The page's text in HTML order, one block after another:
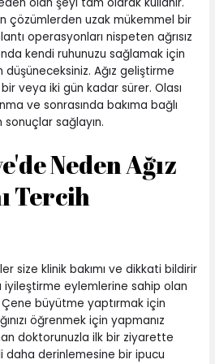
çözümlerden uzak mükemmel bir
operasyonları nispeten ağrısız
kendi ruhunuzu sağlamak için
Ağız geliştirme
veya iki gün kadar sürer. Olası
ve sonrasında bakıma bağlı
sağlayın.
Neden Ağız
Tercih
size klinik bakımı ve dikkati bildirir
eylemlerine sahip olan
büyütme yaptırmak için
öğrenmek için yapmanız
doktorunuzla ilk bir ziyarette
daha derinlemesine bir ipucu